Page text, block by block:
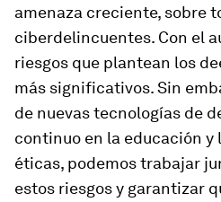
amenaza creciente, sobre
ciberdelincuentes. Con el
riesgos que plantean los
más significativos. Sin
de nuevas tecnologías de
continuo en la educación y
éticas, podemos trabajar
estos riesgos y garantizar